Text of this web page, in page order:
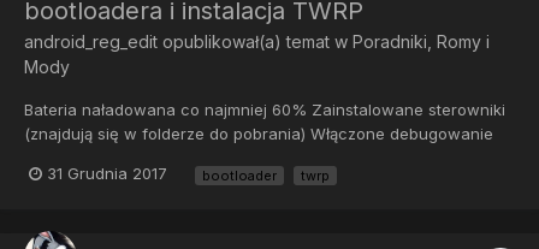
bootloadera i instalacja TWRP
android_reg_edit opublikował(a) temat w Poradniki, Romy i
Mody
Bateria naładowana co najmniej 60% Zainstalowane sterowniki
(znajdują się w folderze do pobrania) Włączone debugowanie
wersji MM-WW-4.21.40.327 Z00A Z00AD MM-WW-4.21.40.223
31 Grudnia 2017 bootloader twrp